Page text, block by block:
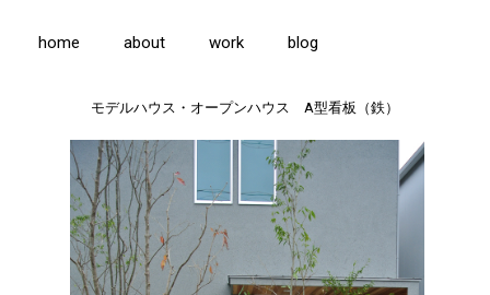
home about work blog
モデルハウス・オープンハウス A型看板（鉄）